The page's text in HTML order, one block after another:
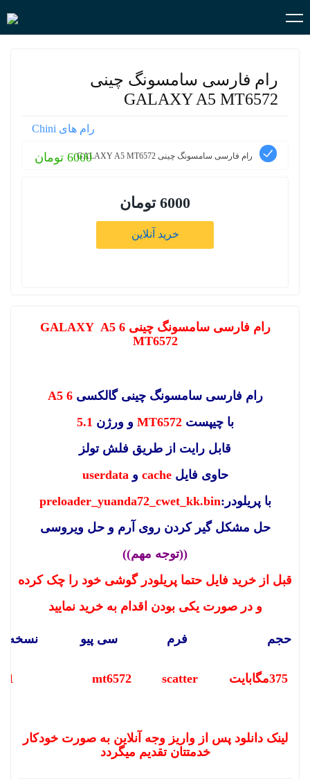
رام فارسی سامسونگ چینی
GALAXY A5 MT6572
رام های Chini
رام فارسی سامسونگ چینی GALAXY A5 MT6572 6000 تومان
6000 تومان
خرید آنلاین
رام فارسی سامسونگ چینی GALAXY A5 6
MT6572
رام فارسی سامسونگ چینی گالکسیA5 6
با چیپستMT6572 و ورژن 5.1
قابل رایت از طریق فلش تولز
حاوی فایلcache وuserdata
با پریلودر:preloader_yuanda72_cwet_kk.bin
حل مشکل گیر کردن روی آرم و حل ویروسی
((توجه مهم))
قبل از خرید فایل حتما پریلودر گوشی خود را چک کرده
و در صورت یکی بودن اقدام به خرید نمایید
حجم فرم سی پیو نسخه
375مگابایت scatter
mt6572
لینک دانلود پس از واریز وجه آنلاین به صورت خودکار
خدمتتان تقدیم میگردد